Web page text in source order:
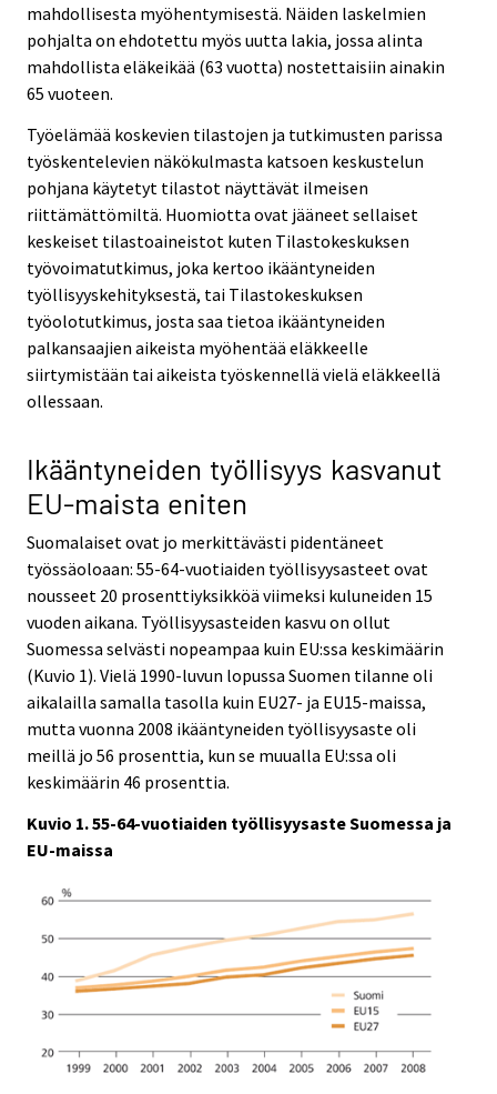
mahdollisesta myöhentymisestä. Näiden laskelmien
pohjalta on ehdotettu myös uutta lakia, jossa alinta
mahdollista eläkeikää (63 vuotta) nostettaisiin ainakin
65 vuoteen.
Työelämää koskevien tilastojen ja tutkimusten parissa
työskentelevien näkökulmasta katsoen keskustelun
pohjana käytetyt tilastot näyttävät ilmeisen
riittämättömiltä. Huomiotta ovat jääneet sellaiset
keskeiset tilastoaineistot kuten Tilastokeskuksen
työvoimatutkimus, joka kertoo ikääntyneiden
työllisyyskehityksestä, tai Tilastokeskuksen
työolotutkimus, josta saa tietoa ikääntyneiden
palkansaajien aikeista myöhentää eläkkeelle
siirtymistään tai aikeista työskennellä vielä eläkkeellä
ollessaan.
Ikääntyneiden työllisyys kasvanut
EU-maista eniten
Suomalaiset ovat jo merkittävästi pidentäneet
työssäoloaan: 55-64-vuotiaiden työllisyysasteet ovat
nousseet 20 prosenttiyksikköä viimeksi kuluneiden 15
vuoden aikana. Työllisyysasteiden kasvu on ollut
Suomessa selvästi nopeampaa kuin EU:ssa keskimäärin
(Kuvio 1). Vielä 1990-luvun lopussa Suomen tilanne oli
aikalailla samalla tasolla kuin EU27- ja EU15-maissa,
mutta vuonna 2008 ikääntyneiden työllisyysaste oli
meillä jo 56 prosenttia, kun se muualla EU:ssa oli
keskimäärin 46 prosenttia.
Kuvio 1. 55-64-vuotiaiden työllisyysaste Suomessa ja
EU-maissa